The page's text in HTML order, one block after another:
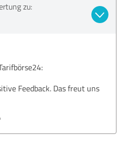
zu:
Feedback. Das freut uns